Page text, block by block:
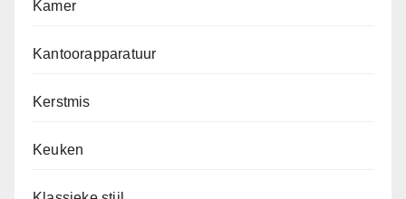
Kamer
Kantoorapparatuur
Kerstmis
Keuken